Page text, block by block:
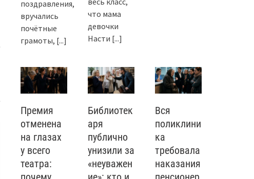
поздравления,
вручались
почётные
грамоты, [...]
что мама
девочки
Насти [...]
Премия
отменена
на глазах
у всего
театра:
Библиотек
аря
публично
унизили за
«неуважен
Вся
поликлини
ка
требовала
наказания